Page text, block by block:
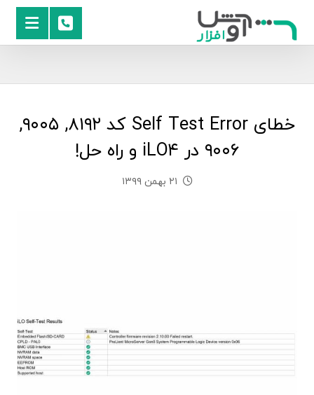
خطای Self Test Error کد ۸۱۹۲, ۹۰۰۵,
۹۰۰۶ در iLO۴ و راه حل!
۲۱ بهمن ۱۳۹۹